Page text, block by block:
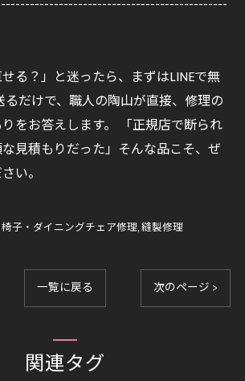
せる？」と迷ったら、まずはLINEで無
だけで、職人の陶山が直接、修理の
をお答えします。 「正規店で断られ
見積もりだった」そんな品こそ、ぜ
い。
椅子・ダイニングチェア修理 縫製修理
一覧に戻る 次のページ >
関連タグ